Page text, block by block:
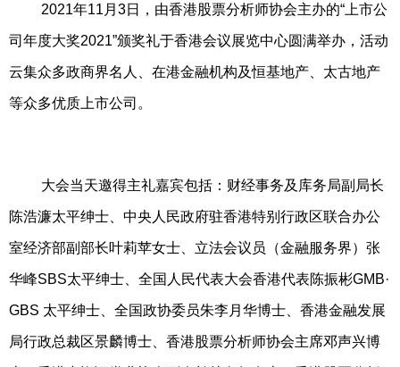
2021年11月3日，由香港股票分析师协会主办的“上市公
司年度大奖2021”颁奖礼于香港会议展览中心圆满举办，活动
云集众多政商界名人、在港金融机构及恒基地产、太古地产
等众多优质上市公司。
大会当天邀得主礼嘉宾包括：财经事务及库务局副局长
陈浩濂太平绅士、中央人民政府驻香港特别行政区联合办公
室经济部副部长叶莉苹女士、立法会议员（金融服务界）张
华峰SBS太平绅士、全国人民代表大会香港代表陈振彬GMB·
GBS 太平绅士、全国政协委员朱李月华博士、香港金融发展
局行政总裁区景麟博士、香港股票分析师协会主席邓声兴博